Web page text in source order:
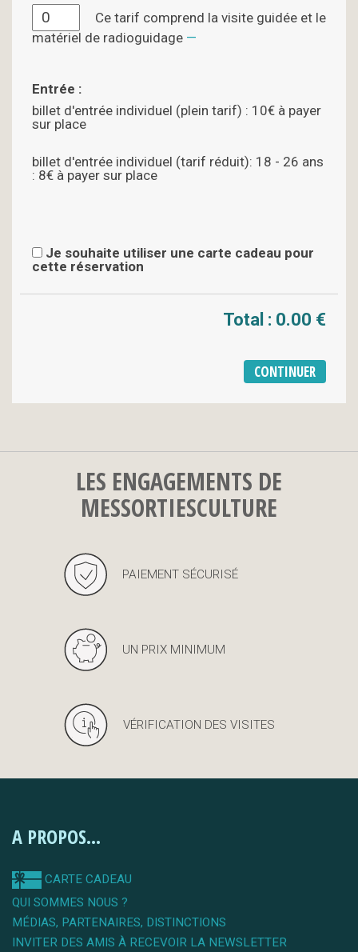
Ce tarif comprend la visite guidée et le
matériel de radioguidage
Entrée :
billet d'entrée individuel (plein tarif) : 10€ à payer
sur place
billet d'entrée individuel (tarif réduit): 18 - 26 ans
: 8€ à payer sur place
Je souhaite utiliser une carte cadeau pour
cette réservation
Total : 0.00 €
LES ENGAGEMENTS DE
MESSORTIESCULTURE
PAIEMENT SÉCURISÉ
UN PRIX MINIMUM
VÉRIFICATION DES VISITES
A PROPOS...
CARTE CADEAU
QUI SOMMES NOUS ?
MÉDIAS, PARTENAIRES, DISTINCTIONS
INVITER DES AMIS À RECEVOIR LA NEWSLETTER